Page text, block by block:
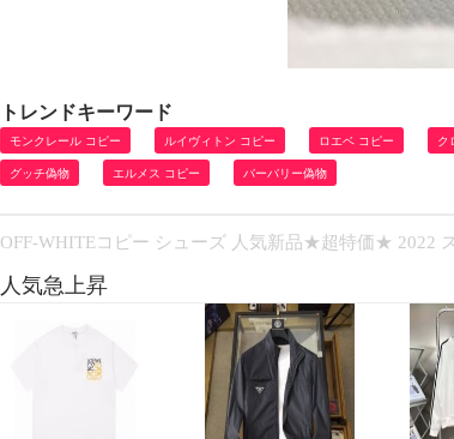
トレンドキーワード
モンクレール コピー ルイヴィトン コピー ロエベ コピー ク
グッチ偽物 エルメス コピー バーバリー偽物
OFF-WHITEコピー シューズ 人気新品★超特価★ 2022
人気急上昇